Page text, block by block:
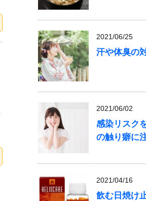
2021/06/25
汗や体臭の
2021/06/02
感染リスク
の触り癖に
2021/04/16
飲む日焼け